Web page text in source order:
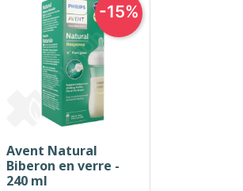
Aperçu rapide
Avent Natural
Biberon en verre -
240 ml
-15%